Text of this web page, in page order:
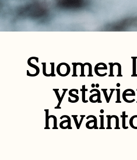
Suomen